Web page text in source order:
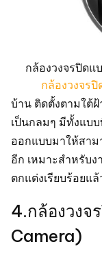
กล้องวงจรปิด
กล้องวงจรปิ
บ้าน ติดตั้งตามใต้
เป็นกลมๆ มีทั้งแบ
ออกแบบมาให้สาม
อีก เหมาะสำหรับ
ตกแต่งเรียบร้อยแ
4.กล้องวงจ
Camera)